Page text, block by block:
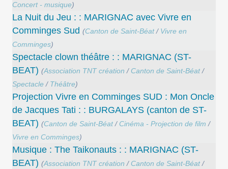
Concert - musique)
La Nuit du Jeu : : MARIGNAC avec Vivre en
Comminges Sud (Canton de Saint-Béat/ Vivre en
Comminges)
Spectacle clown théâtre : : MARIGNAC (ST-
BEAT) (Association TNT création / Canton de Saint-Béat/
Spectacle/ Théâtre)
Projection Vivre en Comminges SUD : Mon Oncle
de Jacques Tati : : BURGALAYS (canton de ST-
BEAT) (Canton de Saint-Béat/ Cinéma - Projection de film /
Vivre en Comminges)
Musique : The Taikonauts : : MARIGNAC (ST-
BEAT) (Association TNT création / Canton de Saint-Béat/